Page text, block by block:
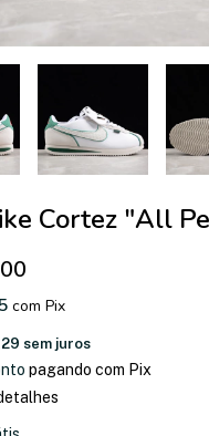
Cortez "All
com Pix
sem juros
pagando com Pix